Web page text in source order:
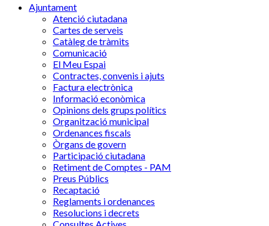
Ajuntament
Atenció ciutadana
Cartes de serveis
Catàleg de tràmits
Comunicació
El Meu Espai
Contractes, convenis i ajuts
Factura electrònica
Informació econòmica
Opinions dels grups polítics
Organització municipal
Ordenances fiscals
Òrgans de govern
Participació ciutadana
Retiment de Comptes - PAM
Preus Públics
Recaptació
Reglaments i ordenances
Resolucions i decrets